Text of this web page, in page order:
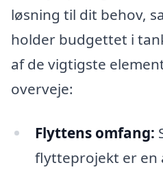
løsning til dit behov,
holder budgettet i
af de vigtigste
overveje:
Flyttens omfang:
flytteprojekt er en